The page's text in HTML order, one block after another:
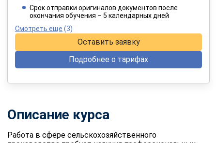
При оплате в рассрочку на 12 месяцев
Срок отправки оригиналов документов после
окончания обучения – 5 календарных дней
Смотреть еще (3)
Оставить заявку
Подробнее о тарифах
Описание курса
Работа в сфере сельскохозяйственного